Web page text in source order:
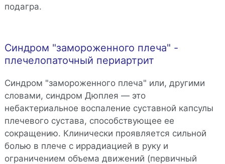
подагра.
Синдром "замороженного плеча" -
плечелопаточный периартрит
Синдром "замороженного плеча" или, другими
словами, синдром Дюплея — это
небактериальное воспаление суставной капсулы
плечевого сустава, способствующее ее
сокращению. Клинически проявляется сильной
болью в плече с иррадиацией в руку и
ограничением объема движений (первичный